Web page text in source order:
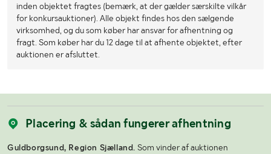
inden objektet fragtes (bemærk, at der gælder særskilte vilkår
for konkursauktioner). Alle objekt findes hos den sælgende
virksomhed, og du som køber har ansvar for afhentning og
fragt. Som køber har du 12 dage til at afhente objektet, efter
auktionen er afsluttet.
Placering & sådan fungerer afhentning
Guldborgsund, Region Sjælland. Som vinder af auktionen